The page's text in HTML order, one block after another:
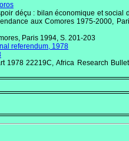
déçu : bilan économique et social
aux Comores 1975-2000,
, Paris 1994, S. 201-203
referendum, 1978
1978 22219C,Africa Research